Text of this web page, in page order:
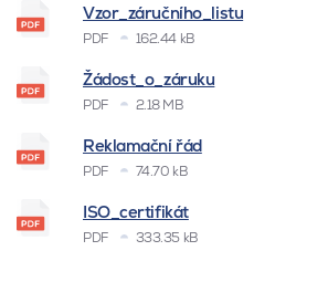
Vzor_záručního_listu
PDF 162.44 kB
Žádost_o_záruku
PDF 2.18 MB
Reklamační řád
PDF 74.70 kB
ISO_certifikát
PDF 333.35 kB